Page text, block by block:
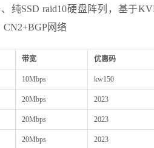
纯SSD raid10硬盘阵列，基于
CN2+BGP网络
带宽 优惠码
10Mbps kw150
20Mbps 2023
20Mbps 2023
20Mbps 2023